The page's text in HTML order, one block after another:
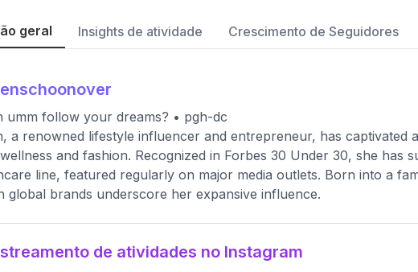
geral Insights de atividade Crescimento de Seguidores
umm follow your dreams? • pgh-dc
a renowned lifestyle influencer and entrepreneur, has captivated
and fashion. Recognized in Forbes 30 Under 30, she has
line, featured regularly on major media outlets. Born into a
global brands underscore her expansive influence.
de atividades no Instagram